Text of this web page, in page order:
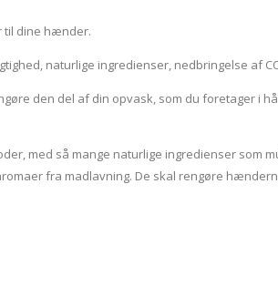
til dine hænder.
naturlige ingredienser, nedbringelse af
den del af din opvask, som du foretager i
med så mange naturlige ingredienser som
fra madlavning. De skal rengøre